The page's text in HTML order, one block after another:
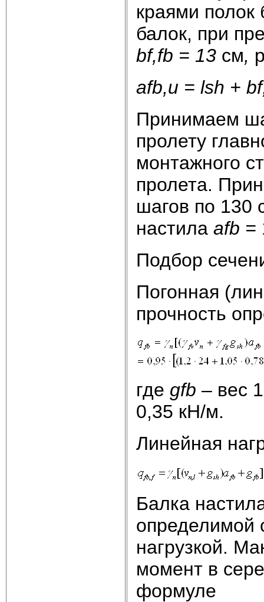
краями полок
балок, при
bf,fb = 13 см,
afb,u = lsh +
Принимаем
пролету
монтажного
пролета.
шагов по 130
настила afb =
Подбор
Погонная
прочность
где gfb – вес
0,35 кН/м.
Линейная
Балка
определимой
нагрузкой.
момент в
формуле